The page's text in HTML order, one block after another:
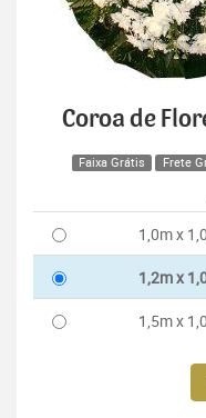
Coroa de
Faixa Grátis Frete
1,0m x
1,2m x
1,5m x